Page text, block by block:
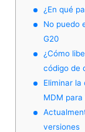
¿En qué
No puedo
G20
¿Cómo
código de
Eliminar
MDM
versiones